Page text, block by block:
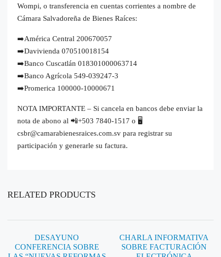
Wompi, o transferencia en cuentas corrientes a nombre de
Cámara Salvadoreña de Bienes Raíces:
➡️América Central 200670057
➡️Davivienda 070510018154
➡️Banco Cuscatlán 018301000063714
➡️Banco Agrícola 549-039247-3
➡️Promerica 100000-10000671
NOTA IMPORTANTE – Si cancela en bancos debe enviar la
nota de abono al 📲+503 7840-1517 o 🖥️
csbr@camarabienesraices.com.sv para registrar su
participación y generarle su factura.
RELATED PRODUCTS
DESAYUNO
CONFERENCIA SOBRE
CHARLA INFORMATIVA
SOBRE FACTURACIÓN